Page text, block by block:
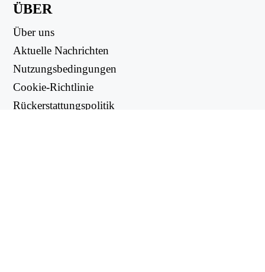
ÜBER
Über uns
Aktuelle Nachrichten
Nutzungsbedingungen
Cookie-Richtlinie
Rückerstattungspolitik